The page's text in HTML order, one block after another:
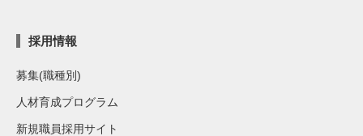
採用情報
募集(職種別)
人材育成プログラム
新規職員採用サイト